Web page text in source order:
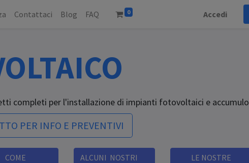
Contattaci Blog FAQ 0 Accedi
completi per l'installazione di impianti fotovoltaici e accumulo
PER INFO E PREVENTIVI
COME
ALCUNI NOSTRI
LE NOSTRE